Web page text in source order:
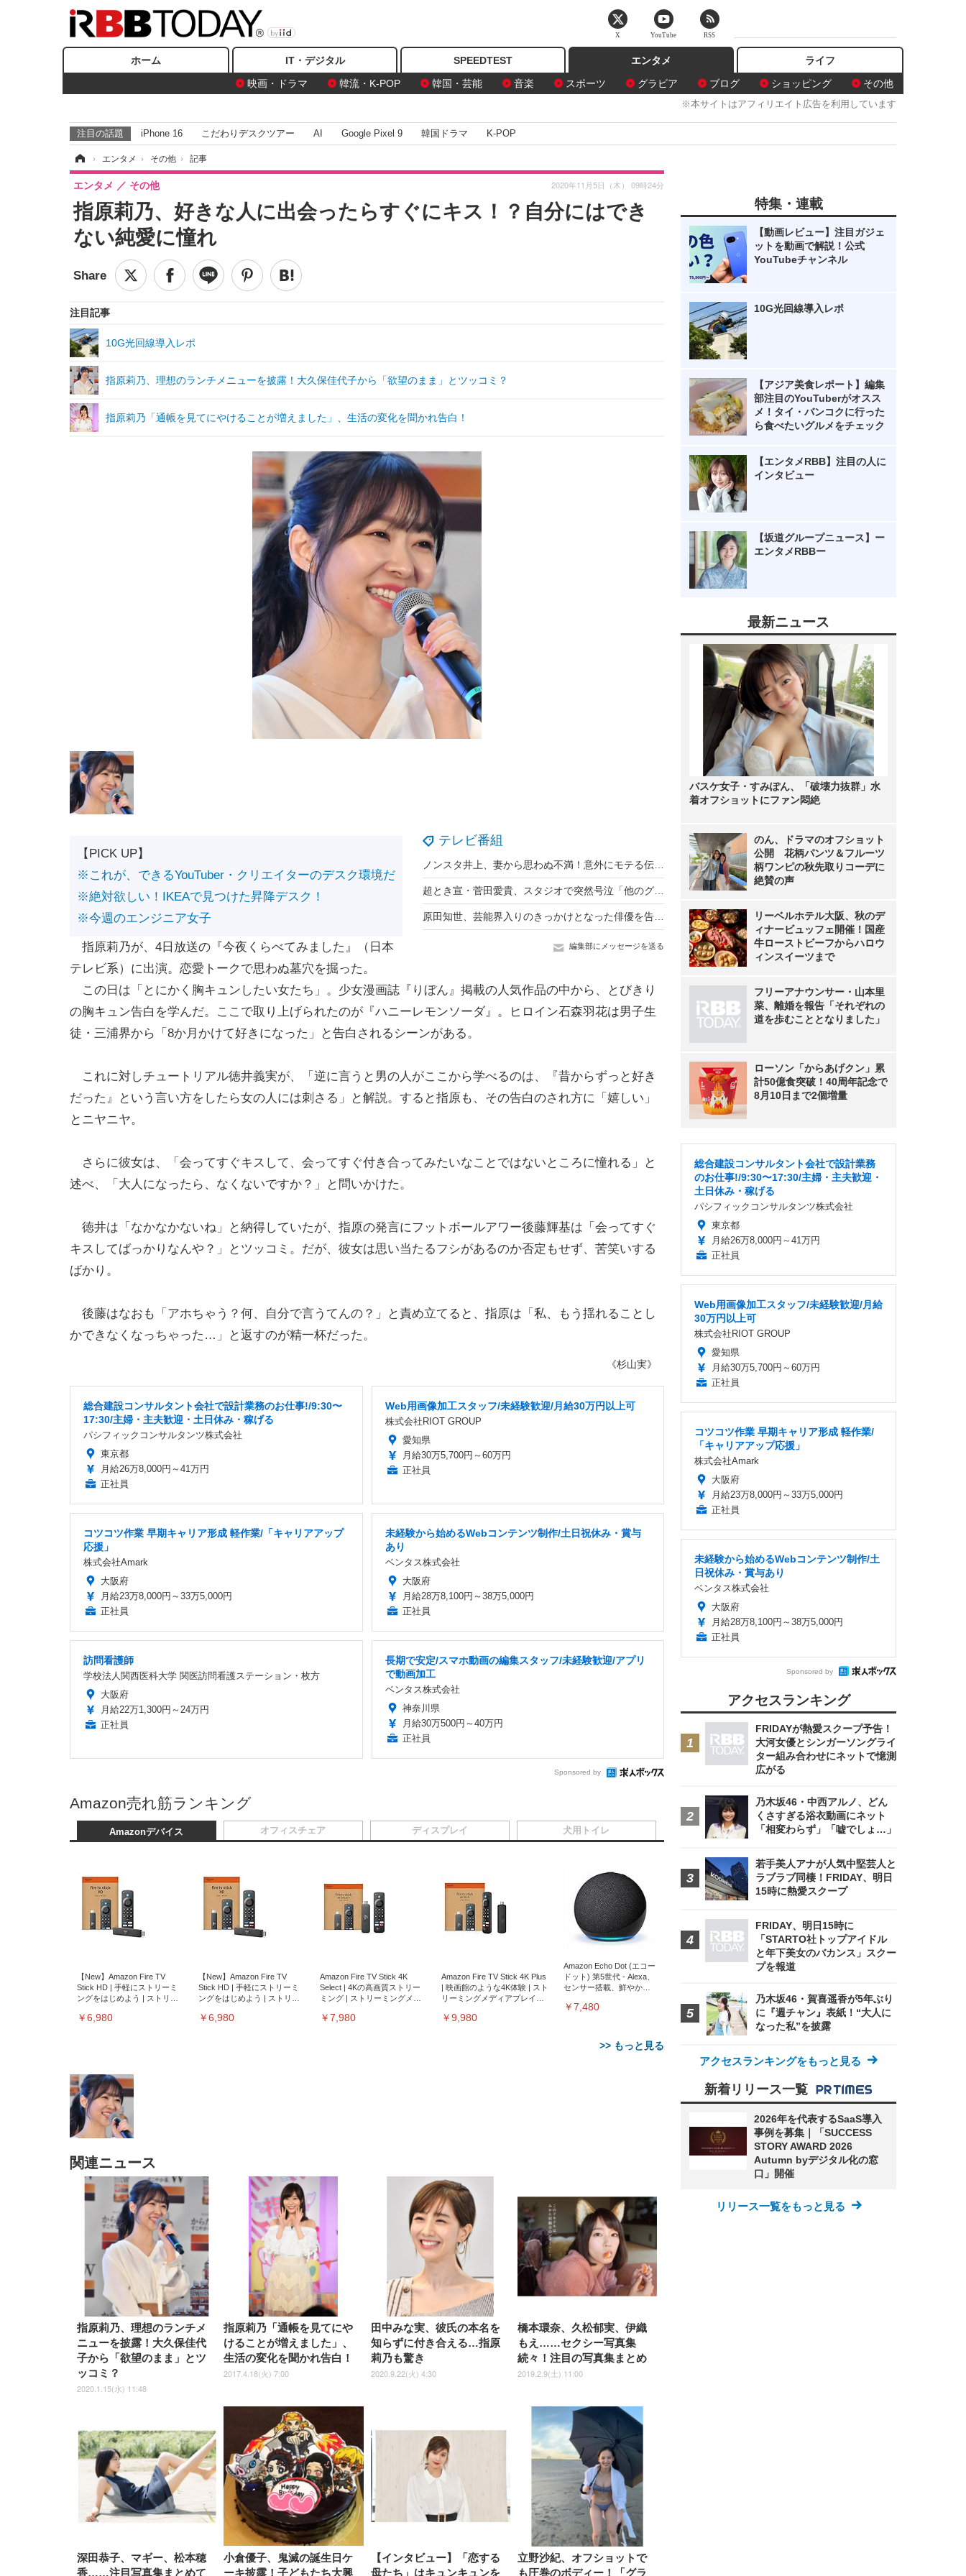
ホーム IT・デジタル SPEEDTEST
エンタメ
映画・ドラマ
韓流・K-POP 韓国・芸能 音楽 スポーツ グラビア ブログ ショッピング その他
ライフ
※本サイトはアフィリエイト広告を利用しています
注目の話題 iPhone 16 こだわりデスクツアー AI Google Pixel 9 韓国ドラマ K-POP
› エンタメ › その他 › 記事
指原莉乃、好きな人に出会ったらすぐにキス！？自分にはでき
ない純愛に憧れ
エンタメ その他 2020年11月5日（木） 09時24分
注目記事
10G光回線導入レポ
指原莉乃、理想のランチメニューを披露！大久保佳代子から「欲望のまま」とツッコミ？
指原莉乃「通帳を見てにやけることが増えました」、生活の変化を聞かれ告白！
テレビ番組
編集部にメッセージを送る
【PICK UP】
※これが、できるYouTuber・クリエイターのデスク環境だ
※絶対欲しい！IKEAで見つけた昇降デスク！
※今週のエンジニア女子
指原莉乃が、4日放送の『今夜くらべてみました』（日本
テレビ系）に出演。恋愛トークで思わぬ墓穴を掘った。
この日は「とにかく胸キュンしたい女たち」。少女漫画誌『りぼん』掲載の人気作品の中から、とびきり
の胸キュン告白を学んだ。ここで取り上げられたのが『ハニーレモンソーダ』。ヒロイン石森羽花は男子生
徒・三浦界から「8か月かけて好きになった」と告白されるシーンがある。
これに対しチュートリアル徳井義実が、「逆に言うと男の人がここから学べるのは、『昔からずっと好き
だった』という言い方をしたら女の人には刺さる」と解説。すると指原も、その告白のされ方に「嬉しい」
とニヤニヤ。
さらに彼女は、「会ってすぐキスして、会ってすぐ付き合ってみたいなことではないところに憧れる」と
述べ、「大人になったら、なくないですか？」と問いかけた。
徳井は「なかなかないね」と納得していたが、指原の発言にフットボールアワー後藤輝基は「会ってすぐ
キスしてばっかりなんや？」とツッコミ。だが、彼女は思い当たるフシがあるのか否定もせず、苦笑いする
ばかり。
後藤はなおも「アホちゃう？何、自分で言うてんの？」と責め立てると、指原は「私、もう揺れることし
かできなくなっちゃった…」と返すのが精一杯だった。
《杉山実》
総合建設コンサルタント会社で設計業務のお仕事!/9:30〜
17:30/主婦・主夫歓迎・土日休み・稼げる
パシフィックコンサルタンツ株式会社
東京都
月給26万8,000円～41万円
正社員
Web用画像加工スタッフ/未経験歓迎/月給30万円以上可
株式会社RIOT GROUP
愛知県
月給30万5,700円～60万円
正社員
コツコツ作業 早期キャリア形成 軽作業/「キャリアアップ
応援」
株式会社Amark
大阪府
月給23万8,000円～33万5,000円
正社員
未経験から始めるWebコンテンツ制作/土日祝休み・賞与
あり
ベンタス株式会社
大阪府
月給28万8,100円～38万5,000円
正社員
訪問看護師
学校法人関西医科大学 関医訪問看護ステーション・枚方
大阪府
月給22万1,300円～24万円
正社員
長期で安定/スマホ動画の編集スタッフ/未経験歓迎/アプリ
で動画加工
ベンタス株式会社
神奈川県
月給30万500円～40万円
正社員
Sponsored by
Amazon売れ筋ランキング
Amazonデバイス
【New】Amazon Fire TV
Stick HD | 手軽にストリーミ
ングをはじめよう | ストリー
￥6,980
【New】Amazon Fire TV
Stick HD | 手軽にストリーミ
ングをはじめよう | ストリー
￥6,980
Amazon Fire TV Stick 4K
Select | 4Kの高画質ストリー
ミング | ストリーミングメデ
￥7,980
Amazon Fire TV Stick 4K Plus
| 映画館のような4K体験 | スト
リーミングメディアプレイヤ
￥9,980
Amazon Echo Dot (エコー
ドット) 第5世代 - Alexa、
センサー搭載、鮮やかな
￥7,480
>> もっと見る
オフィスチェア
[EdoErgo] オフィスチェア 椅
子 テレワーク 疲れない 跳ね
上げ式アームレスト コンパク
ト 約105度ロッキング pc 事務
椅子 360度回転 座面昇降 強化
ナイロン樹脂ベース 通気性メ
ッシュ 在宅ワーク H-
WY01(黒網+黒枠+黒足)
￥5,699
SIHOO B100 オフィスチェア
／デスクチェア メッシュチェ
ア 人間工学 疲れない ブラッ
ク
￥27,999
Sezlife オフィスチェア デスク
チェア 疲れない テレワーク
チェア 強化バックレスト 30
度ロッキング機能 人間工学 椅
子 腰サポート 90度跳ね上げ
式アームレスト 3Dヘッドレス
ト ハンガー付き 高反発クッシ
ョン PCチェア 通気性メッシ
ュ ゲーミング/勉強/事務用 お
しゃれ パソコンチェア (ブラ
ック)
￥7,680
Sezlife オフィスチェア デスク
チェア 疲れない テレワーク
チェア 強化バックレスト 30度
ロッキング機能 人間工学 椅子
腰サポート 90度跳ね上げ式ア
ームレスト 3Dヘッドレスト
ハンガー付き 高反発クッショ
ン PCチェア 通気性メッシュ
ゲーミング/勉強/事務用 おし
ゃれ パソコンチェア (ホワイ
￥7,680
ッシュ 通気性 ランバーサ
ポート付き 腰サポート ガ
ス圧無段階昇降 360度回
転 キャスター付き コンパ
クト 幅52×奥行58.5×高さ
84～96cm テレワーク 在
宅勤務 ブラック
￥4,139
ディスプレイ
EIZO ビジネス向けプレミア
ムモニター | FlexScan
EV3240X-WT | 31.5型4K
UHD・USB Type-C・ホワイ
￥105,595
EIZO ビジネス向けプレミア
ムモニター | FlexScan
EV2740X-WT | 27.0型4K
UHD・USB Type-C・ホワイ
ト
￥109,572
ニター DualSense 充電フッ
ク付き（CFI-ZDM1J）
￥49,979
【整備済み品】Dell
E2724HS 27インチ 液晶モ
ニター フル
HD（1920×1080）VA 非光
沢 HDMI/DisplayPort/VGA
スピーカー内蔵 高さ調整 ス
イベル VESA対応
ComfortView ビジネス向け
￥15,800
Gaming Monitor 24” Essential ゲ
ーミングモニター QD 24.5インチ
1ms FHD 量子ドット 残像低減 (3
年保証 | 輝点保証 | 日本メーカー)
￥34,980
犬用トイレ
Amazonベーシック ペットシ
ーツ 薄型 レギュラー 1回使い
捨て 無香料 ホワイト 300枚
￥3,373
Amazonベーシック ペットシ
ーツ 厚型 ワイド 42枚x2袋(84
枚) ホワイト(吸収面:ライトブ
ルー)
￥3,234
ネオ・ルーライフ ネオ・オム
ツ L 中型犬用 26枚入り 単品
Smart Basic(スマートベーシ
ック) 【Amazon.co.jp限定】
Smart Basic アイリスオーヤマ
ペットシーツ 超厚型 お徳用
ワイド 100枚入 (x 1) (ケース
販売)
￥3,670
ュラー 200枚入
【Amazon.co.jp限定】
￥3,731
関連ニュース
指原莉乃、理想のランチメ
ニューを披露！大久保佳代
子から「欲望のまま」とツ
ッコミ？
2020.1.15(水) 11:48
指原莉乃「通帳を見てにや
けることが増えました」、
生活の変化を聞かれ告白！
2017.4.18(火) 7:00
田中みな実、彼氏の本名を
知らずに付き合える…指原
莉乃も驚き
2020.9.22(火) 4:30
橋本環奈、久松郁実、伊織
もえ……セクシー写真集
続々！注目の写真集まとめ
2019.2.9(土) 11:00
深田恭子、マギー、松本穂
香……注目写真集まとめて
小倉優子、鬼滅の誕生日ケ
ーキ披露！子どもたち大興
【インタビュー】「恋する
母たち」はキュンキュンを
立野沙紀、オフショットで
も圧巻のボディー！「グラ
特集・連載
【動画レビュー】注目ガジェ
ットを動画で解説！公式
YouTubeチャンネル
10G光回線導入レポ
【アジア美食レポート】編集
部注目のYouTuberがオスス
メ！タイ・バンコクに行った
ら食べたいグルメをチェック
【エンタメRBB】注目の人に
インタビュー
【坂道グループニュース】ー
エンタメRBBー
最新ニュース
バスケ女子・すみぽん、「破壊力抜群」水
着オフショットにファン悶絶
のん、ドラマのオフショット
公開 花柄パンツ＆フルーツ
柄ワンピの秋先取りコーデに
絶賛の声
リーベルホテル大阪、秋のデ
ィナービュッフェ開催！国産
牛ローストビーフからハロウ
ィンスイーツまで
フリーアナウンサー・山本里
菜、離婚を報告「それぞれの
道を歩むこととなりました」
ローソン「からあげクン」累
計50億食突破！40周年記念で
8月10日まで2個増量
総合建設コンサルタント会社で設計業務
のお仕事!/9:30〜17:30/主婦・主夫歓迎・
土日休み・稼げる
パシフィックコンサルタンツ株式会社
東京都
月給26万8,000円～41万円
正社員
Web用画像加工スタッフ/未経験歓迎/月給
30万円以上可
株式会社RIOT GROUP
愛知県
月給30万5,700円～60万円
正社員
コツコツ作業 早期キャリア形成 軽作業/
「キャリアアップ応援」
株式会社Amark
大阪府
月給23万8,000円～33万5,000円
正社員
未経験から始めるWebコンテンツ制作/土
日祝休み・賞与あり
ベンタス株式会社
大阪府
月給28万8,100円～38万5,000円
正社員
Sponsored by
アクセスランキング
FRIDAYが熱愛スクープ予告！
大河女優とシンガーソングライ
ター組み合わせにネットで憶測
広がる
乃木坂46・中西アルノ、どん
くさすぎる浴衣動画にネット
「相変わらず」「嘘でしょ…」
若手美人アナが人気中堅芸人と
ラブラブ同棲！FRIDAY、明日
15時に熱愛スクープ
FRIDAY、明日15時に
「STARTO社トップアイドル
と年下美女のバカンス」スクー
プを報道
乃木坂46・賀喜遥香が5年ぶり
に『週チャン』表紙！“大人に
なった私”を披露
アクセスランキングをもっと見る
新着リリース一覧
2026年を代表するSaaS導入
事例を募集｜「SUCCESS
STORY AWARD 2026
Autumn byデジタル化の窓
口」開催
リリース一覧をもっと見る
X YouTube RSS